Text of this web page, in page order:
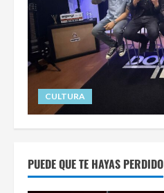
CULTURA
PUEDE QUE TE HAYAS PERDIDO